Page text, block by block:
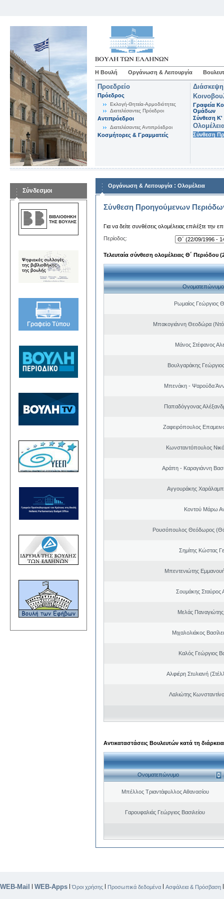
Η Βουλή Οργάνωση & Λειτουργία
Προεδρείο
Πρόεδρος
Εκλογή-Θητεία-Αρμοδιότητες
Διατελέσαντες Πρόεδροι
Αντιπρόεδροι
Διατελέσαντες Αντιπρόεδροι
Κοσμήτορες & Γραμματείς
Γραφεία
Ομάδων
Σύνθεση K'
Σύνθεση
Σύνδεσμοι
Οργάνωση & Λειτουργία : Ολομέλεια
Σύνθεση Προηγούμενων
Για να δείτε συνθέσεις ολομέλειας επιλέξτε την
Περίοδος:
Τελευταία σύνθεση ολομέλειας Θ΄ Περιόδου
Ονοματεπώνυμο
Ρωμαίος Γεώργιος
Μπακογιάννη Θεοδώρα
Μάνος Στέφανος
Βουλγαράκης
Μπενάκη - Ψαρούδα
Παπαδόγγονας
Ζαφειρόπουλος
Κωνσταντόπουλος
Αράπη - Καραγιάννη
Αγγουράκης
Κοντού Μάρω
Ρουσόπουλος Θεόδωρος
Σημίτης Κώστας
Μπεντενιώτης
Σουμάκης Σταύρος
Μελάς
Μιχαλολιάκος
Καλός Γεώργιος
Αλφιέρη Στυλιανή
Λαλιώτης
Αντικαταστάσεις Βουλευτών κατά τη
Ονοματεπώνυμο
Μπέλλος Τριαντάφυλλος Αθανασίου
Γαρουφαλιάς Γεώργιος Βασιλείου
WEB-Mail | WEB-Apps |Όροι χρήσης | Προσωπικά δεδομένα | Ασφάλεια & Πρόσβαση